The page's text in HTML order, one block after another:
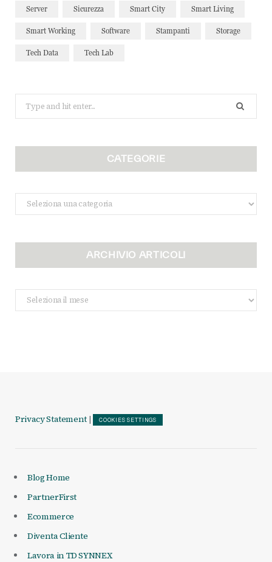
Server Sicurezza Smart City Smart Living
Smart Working Software Stampanti Storage
Tech Data Tech Lab
for:
CATEGORIE
Categorie
ARCHIVIO ARTICOLI
Archivio
Articoli
Privacy Statement | COOKIES SETTINGS
Blog Home
PartnerFirst
Ecommerce
Diventa Cliente
Lavora in TD SYNNEX